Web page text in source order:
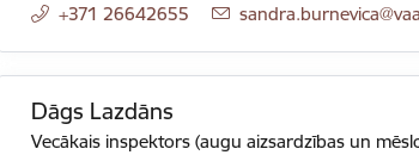
+371 26642655
E-pasts:
Dāgs Lazdāns
Vecākais inspektors (augu aizsardzības un